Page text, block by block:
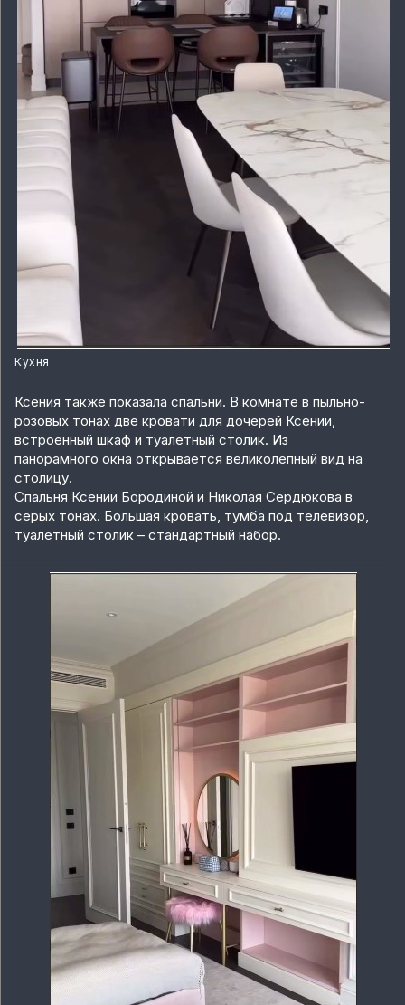
Кухня
Ксения также показала спальни. В комнате в пыльно-
розовых тонах две кровати для дочерей Ксении,
встроенный шкаф и туалетный столик. Из
панорамного окна открывается великолепный вид на
столицу.
Спальня Ксении Бородиной и Николая Сердюкова в
серых тонах. Большая кровать, тумба под телевизор,
туалетный столик – стандартный набор.